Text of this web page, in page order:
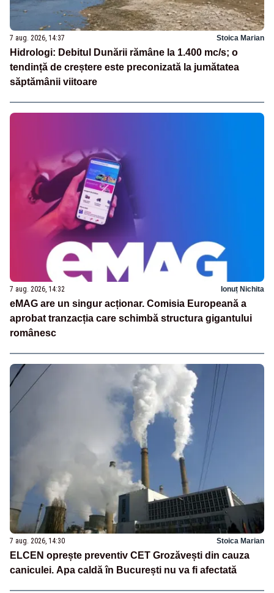
7 aug. 2026, 14:37 Stoica Marian
Hidrologi: Debitul Dunării rămâne la 1.400 mc/s; o
tendință de creștere este preconizată la jumătatea
săptămânii viitoare
7 aug. 2026, 14:32 Ionuț Nichita
eMAG are un singur acționar. Comisia Europeană a
aprobat tranzacția care schimbă structura gigantului
românesc
7 aug. 2026, 14:30 Stoica Marian
ELCEN oprește preventiv CET Grozăvești din cauza
caniculei. Apa caldă în București nu va fi afectată